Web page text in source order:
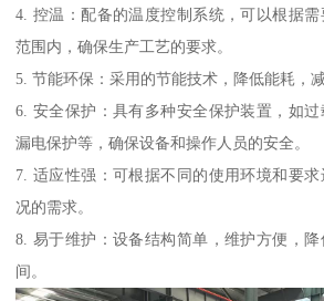
4. 控温：配备的温度控制系统，可以根据
范围内，确保生产工艺的要求。
5. 节能环保：采用的节能技术，降低能耗，
6. 安全保护：具有多种安全保护装置，如过
漏电保护等，确保设备和操作人员的安全。
7. 适应性强：可根据不同的使用环境和要
况的需求。
8. 易于维护：设备结构简单，维护方便，
间。